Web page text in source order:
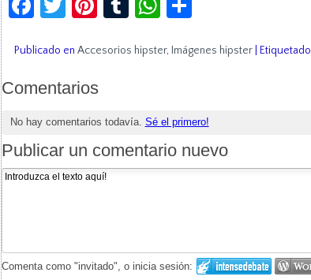
Publicado en Accesorios hipster, Imágenes hipster| Etiquetado
Comentarios
No hay comentarios todavía. Sé el primero!
Publicar un comentario nuevo
Comenta como "invitado", o inicia sesión: